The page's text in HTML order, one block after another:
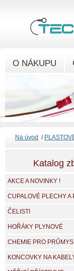
Katalog
AKCE A NOVINKY !
CUPALOVÉ PLECHY A
ČELISTI
HOŘÁKY PLYNOVÉ
CHEMIE PRO
KONCOVKY NA
Na úvod /
O NÁKUPU